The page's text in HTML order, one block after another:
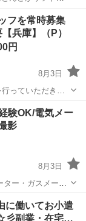
フを常時募集
兵庫】（P）
円
8月3日
っていただきま
験OK/電気メー
影
8月3日
ー・ガスメータ
で送信して完了
） ②ガスメータ
に働いてお小遣
彡副業・在宅…